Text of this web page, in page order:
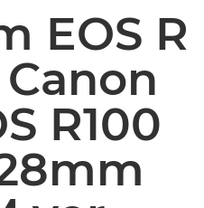
EOS R
R100